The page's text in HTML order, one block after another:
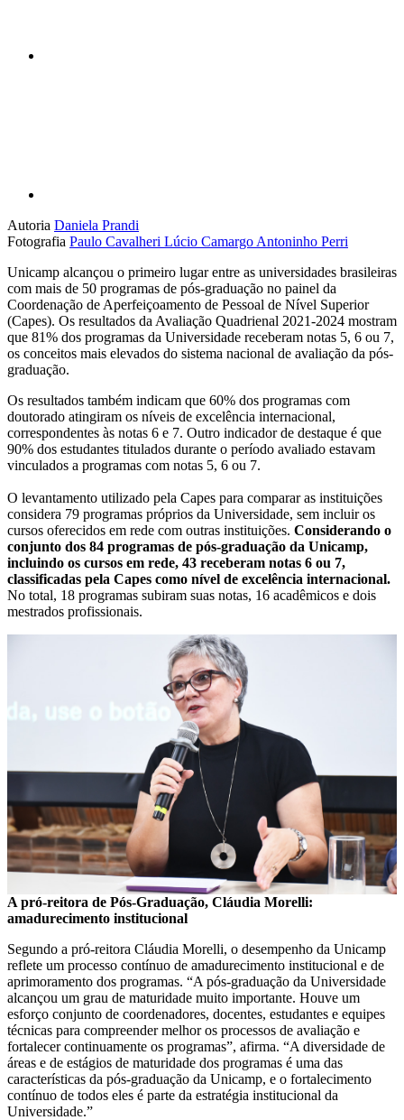
Autoria Daniela Prandi
Fotografia Paulo Cavalheri Lúcio Camargo Antoninho Perri
Unicamp alcançou o primeiro lugar entre as universidades brasileiras
com mais de 50 programas de pós-graduação no painel da
Coordenação de Aperfeiçoamento de Pessoal de Nível Superior
(Capes). Os resultados da Avaliação Quadrienal 2021-2024 mostram
que 81% dos programas da Universidade receberam notas 5, 6 ou 7,
os conceitos mais elevados do sistema nacional de avaliação da pós-
graduação.
Os resultados também indicam que 60% dos programas com
doutorado atingiram os níveis de excelência internacional,
correspondentes às notas 6 e 7. Outro indicador de destaque é que
90% dos estudantes titulados durante o período avaliado estavam
vinculados a programas com notas 5, 6 ou 7.
O levantamento utilizado pela Capes para comparar as instituições
considera 79 programas próprios da Universidade, sem incluir os
cursos oferecidos em rede com outras instituições. Considerando o
conjunto dos 84 programas de pós-graduação da Unicamp,
incluindo os cursos em rede, 43 receberam notas 6 ou 7,
classificadas pela Capes como nível de excelência internacional.
No total, 18 programas subiram suas notas, 16 acadêmicos e dois
mestrados profissionais.
A pró-reitora de Pós-Graduação, Cláudia Morelli:
amadurecimento institucional
Segundo a pró-reitora Cláudia Morelli, o desempenho da Unicamp
reflete um processo contínuo de amadurecimento institucional e de
aprimoramento dos programas. “A pós-graduação da Universidade
alcançou um grau de maturidade muito importante. Houve um
esforço conjunto de coordenadores, docentes, estudantes e equipes
técnicas para compreender melhor os processos de avaliação e
fortalecer continuamente os programas”, afirma. “A diversidade de
áreas e de estágios de maturidade dos programas é uma das
características da pós-graduação da Unicamp, e o fortalecimento
contínuo de todos eles é parte da estratégia institucional da
Universidade.”